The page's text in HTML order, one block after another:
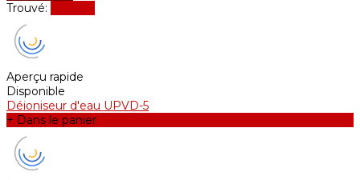
Trouvé:
Aperçu rapide
Disponible
Déioniseur d'eau UPVD-5
+ Dans le panier